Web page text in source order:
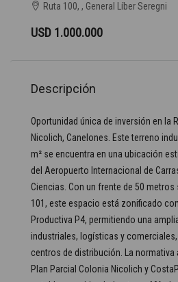
Ruta 100, , General Líber Seregni
USD 1.000.000
Descripción
Oportunidad única de inversión en la
Nicolich, Canelones. Este terreno
m² se encuentra en una ubicación
del Aeropuerto Internacional de
Ciencias. Con un frente de 50 metros
101, este espacio está zonificado
Productiva P4, permitiendo una
industriales, logísticas y
centros de distribución. La normativa
Plan Parcial Colonia Nicolich y